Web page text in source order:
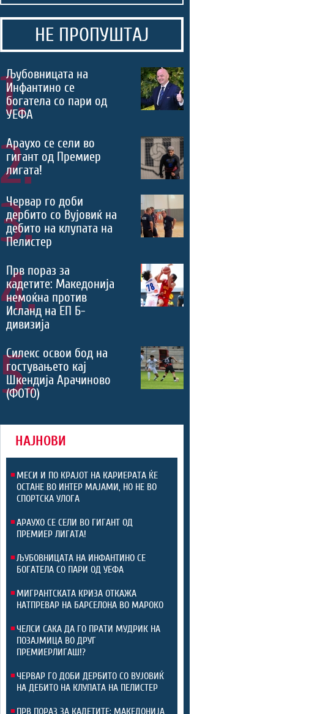
НЕ ПРОПУШТАЈ
1.
Љубовницата на
Инфантино се
богатела со пари од
УЕФА
2.
Араухо се сели во
гигант од Премиер
лигата!
3.
Червар го доби
дербито со Вујовиќ на
дебито на клупата на
Пелистер
4.
Прв пораз за
кадетите: Македонија
немоќна против
Исланд на ЕП Б-
дивизија
5.
Силекс освои бод на
гостувањето кај
Шкендија Арачиново
(ФОТО)
НАЈНОВИ
МЕСИ И ПО КРАЈОТ НА КАРИЕРАТА ЌЕ
ОСТАНЕ ВО ИНТЕР МАЈАМИ, НО НЕ ВО
СПОРТСКА УЛОГА
АРАУХО СЕ СЕЛИ ВО ГИГАНТ ОД
ПРЕМИЕР ЛИГАТА!
ЉУБОВНИЦАТА НА ИНФАНТИНО СЕ
БОГАТЕЛА СО ПАРИ ОД УЕФА
МИГРАНТСКАТА КРИЗА ОТКАЖА
НАТПРЕВАР НА БАРСЕЛОНА ВО МАРОКО
ЧЕЛСИ САКА ДА ГО ПРАТИ МУДРИК НА
ПОЗАЈМИЦА ВО ДРУГ
ПРЕМИЕРЛИГАШ!?
ЧЕРВАР ГО ДОБИ ДЕРБИТО СО ВУЈОВИЌ
НА ДЕБИТО НА КЛУПАТА НА ПЕЛИСТЕР
ПРВ ПОРАЗ ЗА КАДЕТИТЕ: МАКЕДОНИЈА